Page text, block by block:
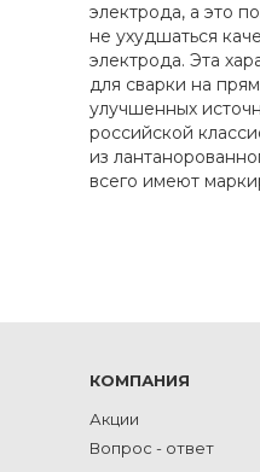
электрода, а это
не ухудшаться
электрода. Эта
для сварки на
улучшенных
российской
из
всего имеют
КОМПАНИЯ
Акции
Вопрос - ответ